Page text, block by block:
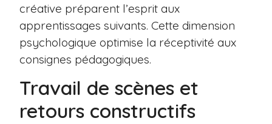
créative préparent l’esprit aux
apprentissages suivants. Cette dimension
psychologique optimise la réceptivité aux
consignes pédagogiques.
Travail de scènes et
retours constructifs